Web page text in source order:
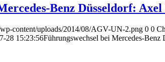
Benz Düsseldorf:
content/uploads/2014/08/AGV-UN-2.png 0 0
28 15:23:56Führungswechsel bei Mercedes-